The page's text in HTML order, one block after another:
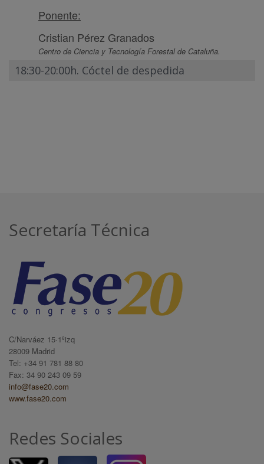
Ponente:
Cristian Pérez Granados
Centro de Ciencia y Tecnología Forestal de Cataluña.
18:30-20:00h. Cóctel de despedida
Secretaría Técnica
C/Narváez 15·1ºizq
28009 Madrid
Tel: +34 91 781 88 80
Fax: 34 90 243 09 59
info@fase20.com
www.fase20.com
Redes Sociales